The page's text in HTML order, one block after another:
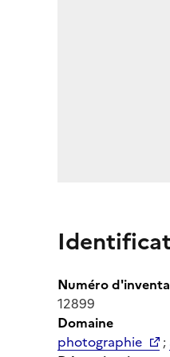
Numéro
12899
Domaine
photographie
;